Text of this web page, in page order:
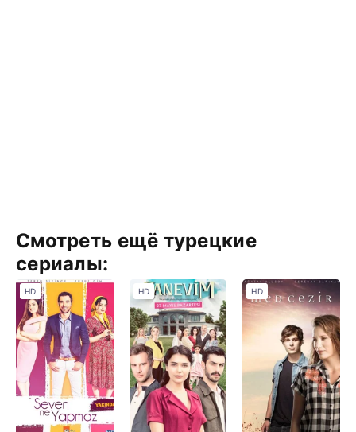
Смотреть ещё турецкие
сериалы:
HD HD HD